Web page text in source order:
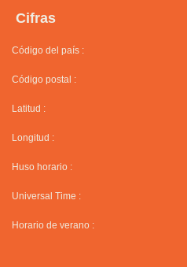
Cifras
Código del país :
Código postal :
Latitud :
Longitud :
Huso horario :
Universal Time :
Horario de verano :